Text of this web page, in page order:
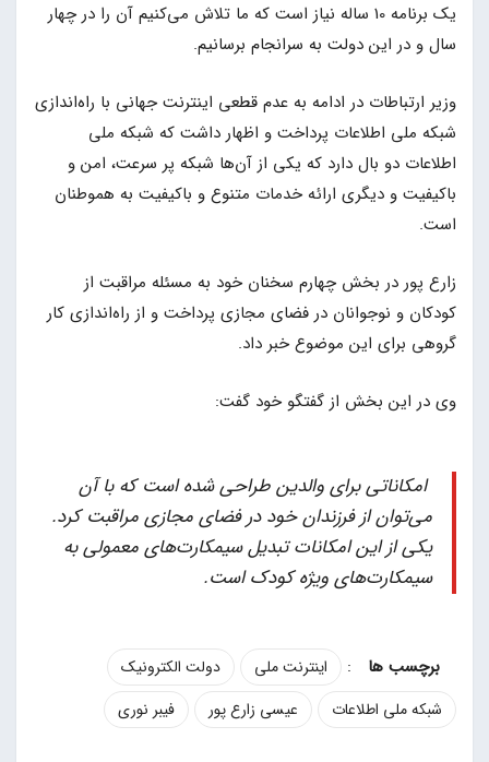
یک برنامه 10 ساله نیاز است که ما تلاش می‌کنیم آن را در چهار
سال و در این دولت به سرانجام برسانیم.
وزیر ارتباطات در ادامه به عدم قطعی اینترنت جهانی با راه‌اندازی
شبکه ملی اطلاعات پرداخت و اظهار داشت که شبکه ملی
اطلاعات دو بال دارد که یکی از آن‌ها شبکه پر سرعت، امن و
باکیفیت و دیگری ارائه خدمات متنوع و باکیفیت به هموطنان
است.
زارع پور در بخش چهارم سخنان خود به مسئله مراقبت از
کودکان و نوجوانان در فضای مجازی پرداخت و از راه‌اندازی کار
گروهی برای این موضوع خبر داد.
وی در این بخش از گفتگو خود گفت:
امکاناتی برای والدین طراحی شده است که با آن
می‌توان از فرزندان خود در فضای مجازی مراقبت کرد.
یکی از این امکانات تبدیل سیمکارت‌های معمولی به
سیمکارت‌های ویژه کودک است.
: اینترنت ملی
دولت الکترونیک
شبکه ملی اطلاعات
عیسی زارع پور فیبر نوری